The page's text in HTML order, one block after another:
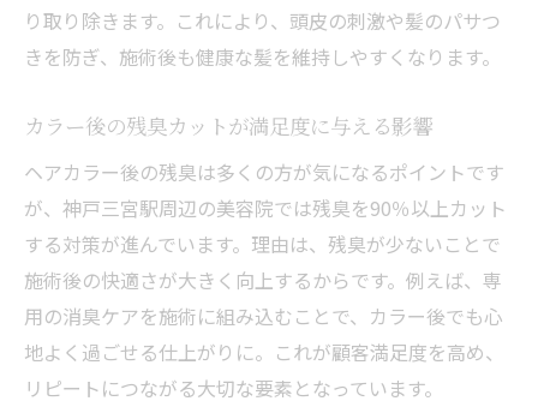
り取り除きます。これにより、頭皮の刺激や髪のパサつ
きを防ぎ、施術後も健康な髪を維持しやすくなります。
カラー後の残臭カットが満足度に与える影響
ヘアカラー後の残臭は多くの方が気になるポイントです
が、神戸三宮駅周辺の美容院では残臭を90％以上カット
する対策が進んでいます。理由は、残臭が少ないことで
施術後の快適さが大きく向上するからです。例えば、専
用の消臭ケアを施術に組み込むことで、カラー後でも心
地よく過ごせる仕上がりに。これが顧客満足度を高め、
リピートにつながる大切な要素となっています。